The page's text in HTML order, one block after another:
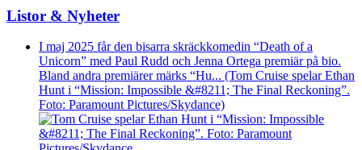
Listor & Nyheter
I maj 2025 får den bisarra skräckkomedin “Death of a
Unicorn” med Paul Rudd och Jenna Ortega premiär på bio.
Bland andra premiärer märks “Hu... (Tom Cruise spelar Ethan
Hunt i “Mission: Impossible &#8211; The Final Reckoning”.
Foto: Paramount Pictures/Skydance)